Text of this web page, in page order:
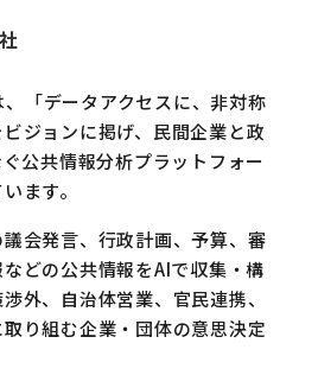
「データアクセスに、非対称
ジョンに掲げ、民間企業と政
公共情報分析プラットフォー
ます。
会発言、行政計画、予算、審
どの公共情報をAIで収集・構
外、自治体営業、官民連携、
り組む企業・団体の意思決定